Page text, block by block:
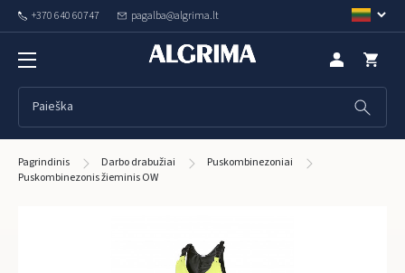
+370 640 60747 pagalba@algrima.lt
Pagrindinis Darbo drabužiai
Puskombinezoniai
Puskombinezonis žieminis OW